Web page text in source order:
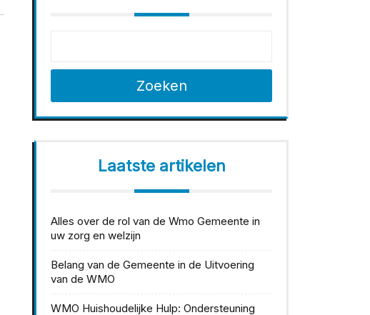
Zoeken
Laatste artikelen
Alles over de rol van de Wmo Gemeente in
uw zorg en welzijn
Belang van de Gemeente in de Uitvoering
van de WMO
WMO Huishoudelijke Hulp: Ondersteuning